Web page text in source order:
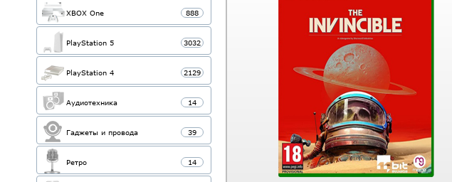
XBOX One 888
PlayStation 5 3032
PlayStation 4 2129
Аудиотехника 14
Гаджеты и провода 39
Ретро 14